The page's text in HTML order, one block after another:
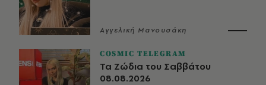
Αγγελική Μανουσάκη
COSMIC TELEGRAM
Τα Ζώδια του Σαββάτου
08.08.2026